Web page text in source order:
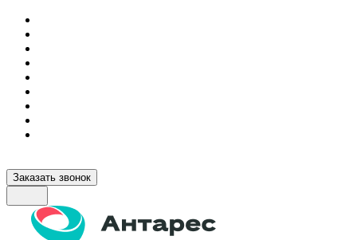
Заказать звонок